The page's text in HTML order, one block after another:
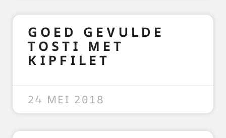
GOED GEVULDE
TOSTI MET
KIPFILET
24 MEI 2018